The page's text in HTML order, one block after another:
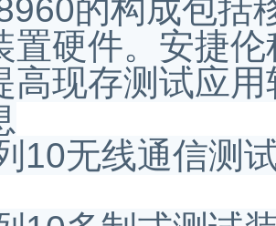
的构成包括
置硬件。安捷
高现存测试应用
10无线通信测